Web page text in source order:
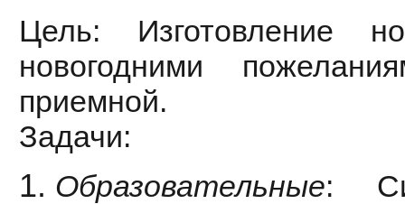
Цель: Изготовление
новогодними
приемной.
Задачи:
Образовательные: